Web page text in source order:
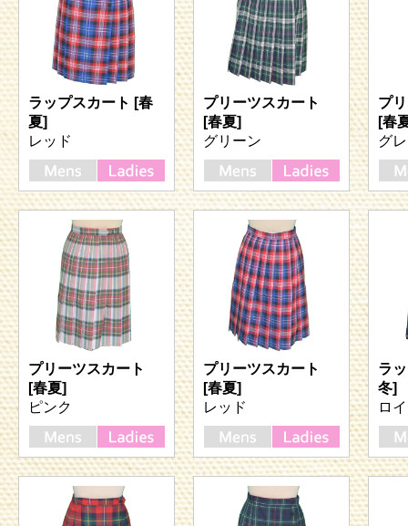
ラップスカート [春
夏]
レッド
プリーツスカート
[春夏]
グリーン
プ
[春
グ
プリーツスカート
[春夏]
ピンク
プリーツスカート
[春夏]
レッド
ラ
冬]
ロ